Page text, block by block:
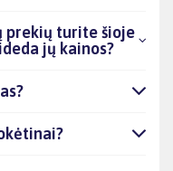
prekių turite šioje
jų kainos?